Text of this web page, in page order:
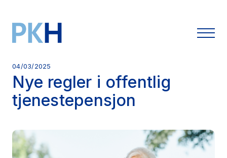
04/03/2025
Nye regler i offentlig
tjenestepensjon